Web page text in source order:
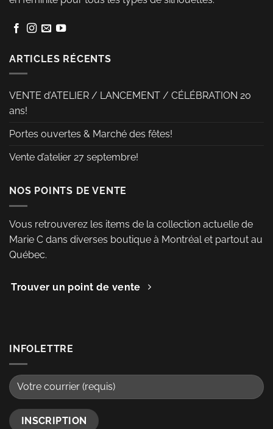
être
sur
la
du
produit
ARTICLES RÉCENTS
VENTE d’ATELIER / LANCEMENT / CÉLÉBRATION 20
ans!
Portes ouvertes & Marché des fêtes!
Vente d’atelier 27 septembre!
NOS POINTS DE VENTE
Vous retrouverez les items de la collection actuelle de
Marie C dans diverses boutique à Montréal et partout au
Québec.
Trouver un point de vente
INFOLETTRE